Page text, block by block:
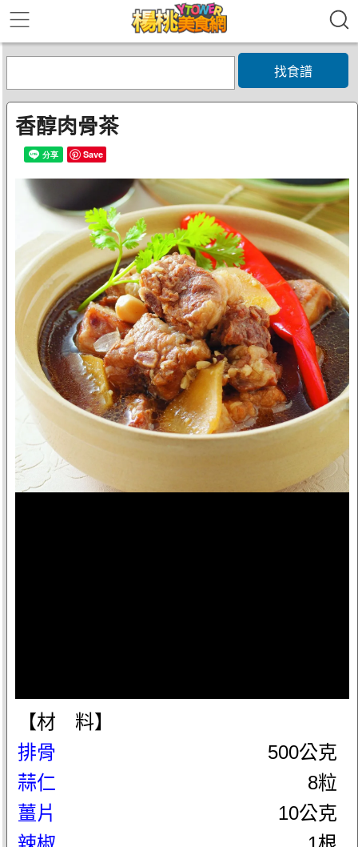
找食譜
香醇肉骨茶
Save
【材 料】
排骨
500公克
蒜仁
8粒
薑片
10公克